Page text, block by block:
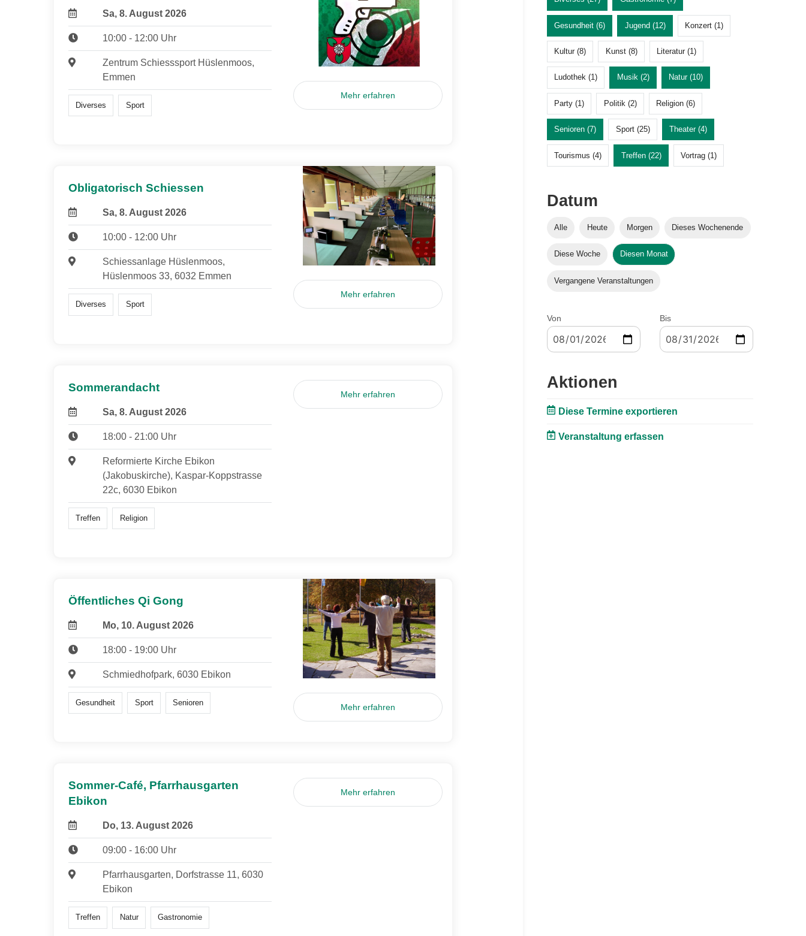
Sa, 8. August 2026
10:00 - 12:00 Uhr
Zentrum Schiesssport Hüslenmoos,
Emmen
Diverses Sport
Mehr erfahren
Obligatorisch Schiessen
Sa, 8. August 2026
10:00 - 12:00 Uhr
Schiessanlage Hüslenmoos,
Hüslenmoos 33, 6032 Emmen
Diverses Sport
Mehr erfahren
Sommerandacht
Sa, 8. August 2026
18:00 - 21:00 Uhr
Reformierte Kirche Ebikon
(Jakobuskirche), Kaspar-Koppstrasse
22c, 6030 Ebikon
Treffen Religion
Mehr erfahren
Öffentliches Qi Gong
Mo, 10. August 2026
18:00 - 19:00 Uhr
Schmiedhofpark, 6030 Ebikon
Gesundheit Sport Senioren Mehr erfahren
Sommer-Café, Pfarrhausgarten
Ebikon
Do, 13. August 2026
09:00 - 16:00 Uhr
Pfarrhausgarten, Dorfstrasse 11, 6030
Ebikon
Treffen Natur Gastronomie
Mehr erfahren
Gesundheit (6) Jugend (12) Konzert (1)
Kultur (8) Kunst (8) Literatur (1)
Ludothek (1) Musik (2) Natur (10)
Party (1) Politik (2) Religion (6)
Senioren (7) Sport (25) Theater (4)
Tourismus (4) Treffen (22) Vortrag (1)
Datum
Alle Heute Morgen Dieses Wochenende
Diese Woche Diesen Monat
Vergangene Veranstaltungen
Von Bis
Aktionen
Diese Termine exportieren
Veranstaltung erfassen